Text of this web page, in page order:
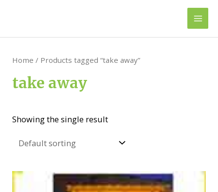
Main
Home / Products tagged “take away”
take away
Showing the single result